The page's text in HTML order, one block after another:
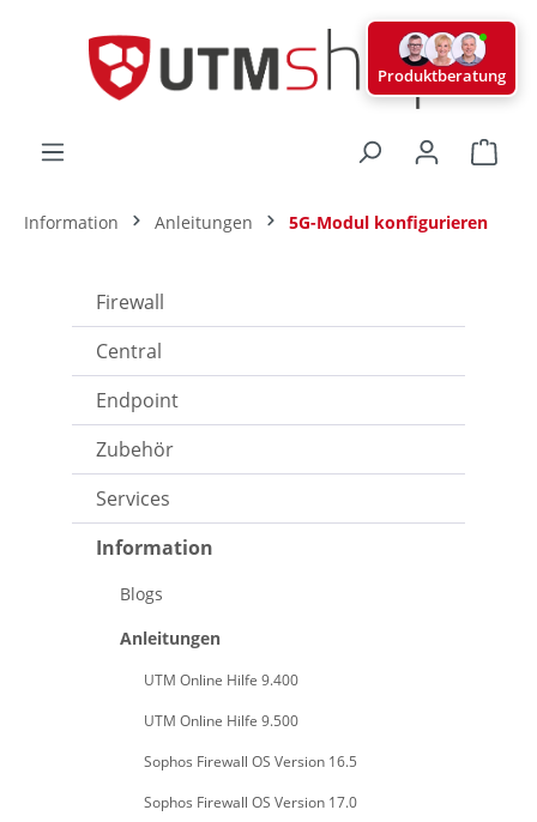
Information Anleitungen 5G-Modul konfigurieren
Firewall
Central
Endpoint
Zubehör
Services
Information
Blogs
Anleitungen
UTM Online Hilfe 9.400
UTM Online Hilfe 9.500
Sophos Firewall OS Version 16.5
Sophos Firewall OS Version 17.0
Produktberatung